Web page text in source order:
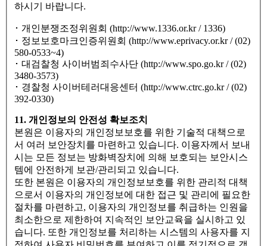
하시기 바랍니다.
･ 개인분쟁조정위원회 (http://www.1336.or.kr / 1336)
･ 정보보호마크인증위원회 (http://www.eprivacy.or.kr / (02)
580-0533~4)
･ 대검찰청 사이버범죄수사단 (http://www.spo.go.kr / (02)
3480-3573)
･ 경찰청 사이버테러대응센터 (http://www.ctrc.go.kr / (02)
392-0330)
11. 개인정보의 안전성 확보조치
본원은 이용자의 개인정보보호를 위한 기술적 대책으로
서 여러 보안장치를 마련하고 있습니다. 이용자께서 보내
시는 모든 정보는 방화벽장치에 의해 보호되는 보안시스
템에 안전하게 보관/관리되고 있습니다.
또한 본원은 이용자의 개인정보보호를 위한 관리적 대책
으로서 이용자의 개인정보에 대한 접근 및 관리에 필요한
절차를 마련하고, 이용자의 개인정보를 취급하는 인원을
최소한으로 제한하여 지속적인 보안교육을 실시하고 있
습니다. 또한 개인정보를 처리하는 시스템의 사용자를 지